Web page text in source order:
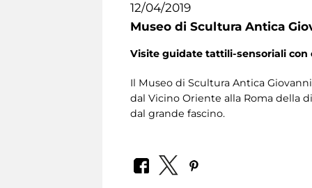
12/04/2019
Museo di Scultura Antica
Visite guidate tattili-sensoriali con
Il Museo di Scultura Antica
dal Vicino Oriente alla Roma della
dal grande fascino.